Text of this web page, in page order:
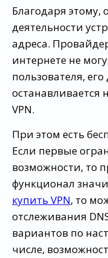
Благодаря этому,
деятельности
адреса.
интернете не
пользователя,
VPN.
При этом есть
Если первые
возможности, то
функционал
купить VPN, то
отслеживания
вариантов по
числе,